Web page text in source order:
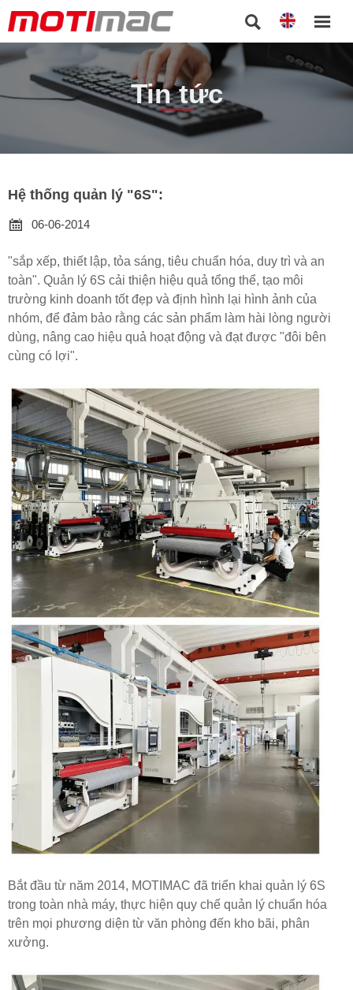
 
Tin tức
Hệ thống quản lý "6S":

06-06-2014
"sắp xếp, thiết lập, tỏa sáng, tiêu chuẩn hóa, duy trì và an
toàn". Quản lý 6S cải thiện hiệu quả tổng thể, tạo môi
trường kinh doanh tốt đẹp và định hình lại hình ảnh của
nhóm, để đảm bảo rằng các sản phẩm làm hài lòng người
dùng, nâng cao hiệu quả hoạt động và đạt được "đôi bên
cùng có lợi".
Bắt đầu từ năm 2014, MOTIMAC đã triển khai quản lý 6S
trong toàn nhà máy, thực hiện quy chế quản lý chuẩn hóa
trên mọi phương diện từ văn phòng đến kho bãi, phân
xưởng.